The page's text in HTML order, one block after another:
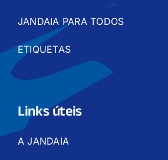
JANDAIA PARA TODOS
ETIQUETAS
Links úteis
A JANDAIA